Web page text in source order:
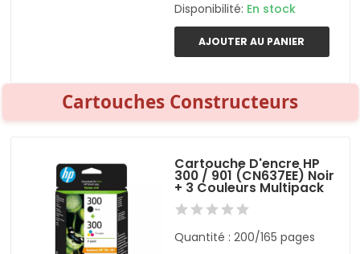
Disponibilité: En stock
AJOUTER AU PANIER
Cartouches Constructeurs
Cartouche D'encre HP
300 / 901 (CN637EE) Noir
+ 3 Couleurs Multipack
Quantité : 200/165 pages